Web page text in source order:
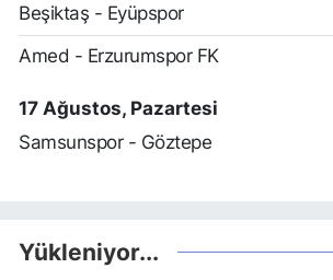
Beşiktaş - Eyüpspor
Amed - Erzurumspor FK
17 Ağustos, Pazartesi
Samsunspor - Göztepe
Yükleniyor...